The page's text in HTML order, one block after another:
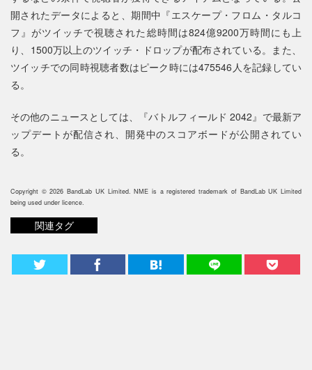
開されたデータによると、期間中『エスケープ・フロム・タルコ
フ』がツイッチで視聴された総時間は824億9200万時間にも上
り、1500万以上のツイッチ・ドロップが配布されている。また、
ツイッチでの同時視聴者数はピーク時には475546人を記録してい
る。
その他のニュースとしては、『バトルフィールド 2042』で最新ア
ップデートが配信され、開発中のスコアボードが公開されてい
る。
Copyright © 2026 BandLab UK Limited. NME is a registered trademark of BandLab UK Limited
being used under licence.
関連タグ